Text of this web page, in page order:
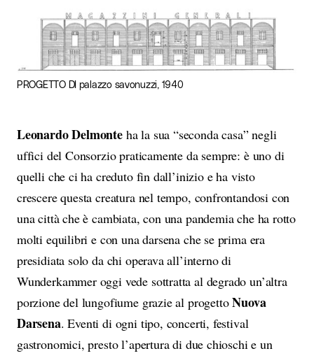
PROGETTO DI palazzo savonuzzi, 1940
Leonardo Delmonteha la sua “seconda casa” negli
uffici del Consorzio praticamente da sempre: è uno di
quelli che ci ha creduto fin dall’inizio e ha visto
crescere questa creatura nel tempo, confrontandosi con
una città che è cambiata, con una pandemia che ha rotto
molti equilibri e con una darsena che se prima era
presidiata solo da chi operava all’interno di
Wunderkammer oggi vede sottratta al degrado un’altra
porzione del lungofiume grazie al progettoNuova
Darsena. Eventi di ogni tipo, concerti, festival
gastronomici, presto l’apertura di due chioschi e un